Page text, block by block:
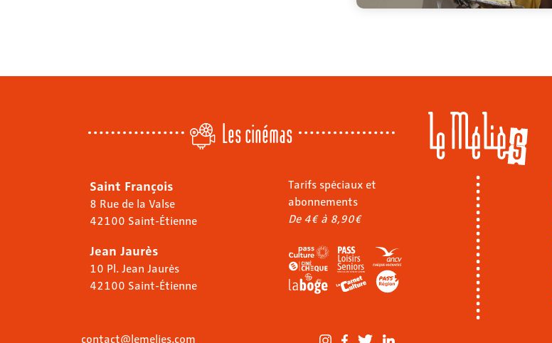
Les cinémas
Saint François
8 Rue de la Valse
42100 Saint-Étienne
Jean Jaurès
10 Pl. Jean Jaurès
42100 Saint-Étienne
Tarifs spéciaux et
abonnements
De 4€ à 8,90€
contact@lemelies.com